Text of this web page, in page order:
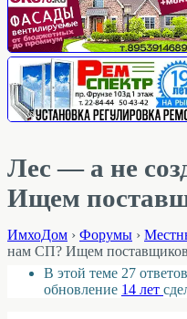
Лес — а не
Ищем
ИмхоДом › Форумы ›
нам СП? Ищем
В этой теме 27
обновление 14 лет